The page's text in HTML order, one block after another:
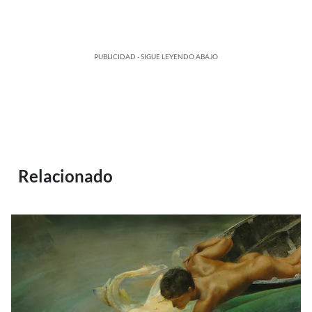
PUBLICIDAD - SIGUE LEYENDO ABAJO
Relacionado